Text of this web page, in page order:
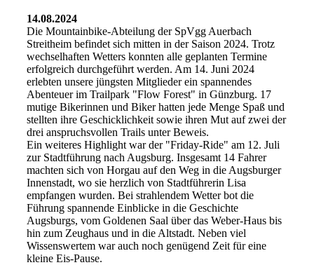
14.08.2024
Die Mountainbike-Abteilung der SpVgg Auerbach
Streitheim befindet sich mitten in der Saison 2024. Trotz
wechselhaften Wetters konnten alle geplanten Termine
erfolgreich durchgeführt werden. Am 14. Juni 2024
erlebten unsere jüngsten Mitglieder ein spannendes
Abenteuer im Trailpark "Flow Forest" in Günzburg. 17
mutige Bikerinnen und Biker hatten jede Menge Spaß und
stellten ihre Geschicklichkeit sowie ihren Mut auf zwei der
drei anspruchsvollen Trails unter Beweis.
Ein weiteres Highlight war der "Friday-Ride" am 12. Juli
zur Stadtführung nach Augsburg. Insgesamt 14 Fahrer
machten sich von Horgau auf den Weg in die Augsburger
Innenstadt, wo sie herzlich von Stadtführerin Lisa
empfangen wurden. Bei strahlendem Wetter bot die
Führung spannende Einblicke in die Geschichte
Augsburgs, vom Goldenen Saal über das Weber-Haus bis
hin zum Zeughaus und in die Altstadt. Neben viel
Wissenswertem war auch noch genügend Zeit für eine
kleine Eis-Pause.